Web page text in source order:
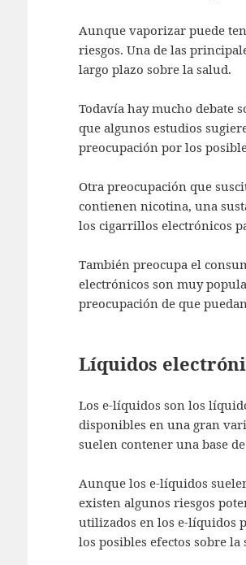
Aunque vaporizar puede
riesgos. Una de las
largo plazo sobre la salud.
Todavía hay mucho debate
que algunos estudios
preocupación por los
Otra preocupación que
contienen nicotina, una
los cigarrillos electrónicos
También preocupa el
electrónicos son muy
preocupación de que
Líquidos
Los e-líquidos son los
disponibles en una gran
suelen contener una base
Aunque los e-líquidos
existen algunos riesgos
utilizados en los e-líquidos
los posibles efectos sobre